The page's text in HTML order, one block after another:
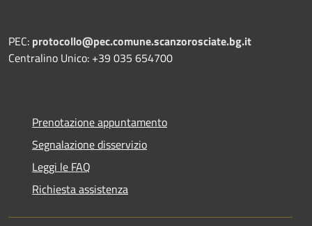
PEC: protocollo@pec.comune.scanzorosciate.bg.it
Centralino Unico: +39 035 654700
Prenotazione appuntamento
Segnalazione disservizio
Leggi le FAQ
Richiesta assistenza